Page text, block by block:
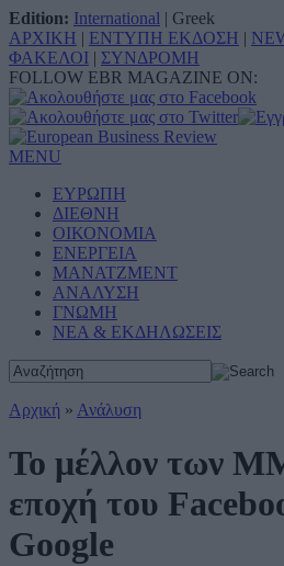
Edition: International | Greek
ΑΡΧΙΚΗ | ΕΝΤΥΠΗ ΕΚΔΟΣΗ |
ΦΑΚΕΛΟΙ | ΣΥΝΔΡΟΜΗ
FOLLOW EBR MAGAZINE ON:
MENU
ΕΥΡΩΠΗ
ΔΙΕΘΝΗ
ΟΙΚΟΝΟΜΙΑ
ΕΝΕΡΓΕΙΑ
ΜΑΝΑΤΖΜΕΝΤ
ΑΝΑΛΥΣΗ
ΓΝΩΜΗ
ΝΕΑ & ΕΚΔΗΛΩΣΕΙΣ
Αρχική » Ανάλυση
Το μέλλον των
εποχή του
Google